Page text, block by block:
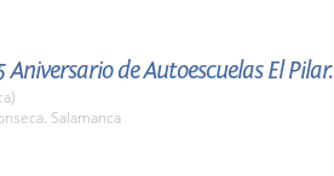
Aniversario de Autoescuelas El Pilar.
Salamanca